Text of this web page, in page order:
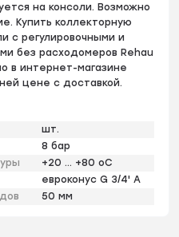
на консоли. Возможно
Купить коллекторную
с регулировочными и
без расходомеров Rehau
в интернет-магазине
цене с доставкой.
шт.
8 бар
+20 … +80 оС
евроконус G 3/4' A
50 мм